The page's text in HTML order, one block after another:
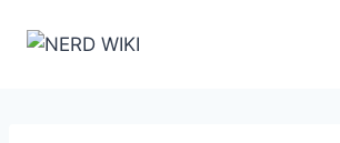
Inhalt